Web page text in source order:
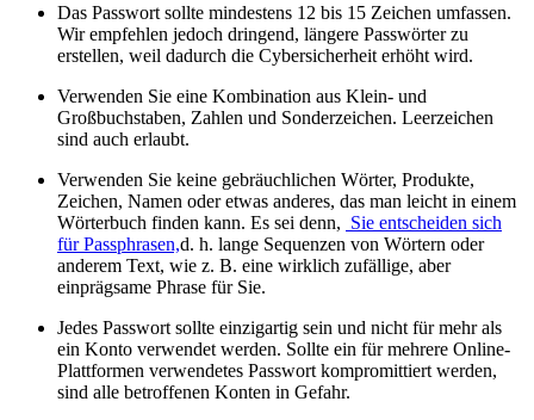
Das Passwort sollte mindestens 12 bis 15 Zeichen umfassen.
Wir empfehlen jedoch dringend, längere Passwörter zu
erstellen, weil dadurch die Cybersicherheit erhöht wird.
Verwenden Sie eine Kombination aus Klein- und
Großbuchstaben, Zahlen und Sonderzeichen. Leerzeichen
sind auch erlaubt.
Verwenden Sie keine gebräuchlichen Wörter, Produkte,
Zeichen, Namen oder etwas anderes, das man leicht in einem
Wörterbuch finden kann. Es sei denn, Sie entscheiden sich
für Passphrasen,d. h. lange Sequenzen von Wörtern oder
anderem Text, wie z. B. eine wirklich zufällige, aber
einprägsame Phrase für Sie.
Jedes Passwort sollte einzigartig sein und nicht für mehr als
ein Konto verwendet werden. Sollte ein für mehrere Online-
Plattformen verwendetes Passwort kompromittiert werden,
sind alle betroffenen Konten in Gefahr.